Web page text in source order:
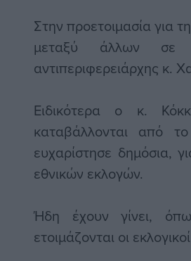
Στην προετοιμασία για
μεταξύ άλλων σε
αντιπεριφερειάρχης κ.
Ειδικότερα o κ.
καταβάλλονται από
ευχαρίστησε δημόσια,
εθνικών εκλογών.
Ήδη έχουν γίνει,
ετοιμάζονται οι